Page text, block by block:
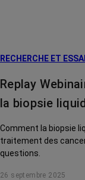
Traitements
La vie autour
RECHERCHE ET
Replay
la biopsie
Comment la biopsie
traitement des
questions.
26 septembre 2025